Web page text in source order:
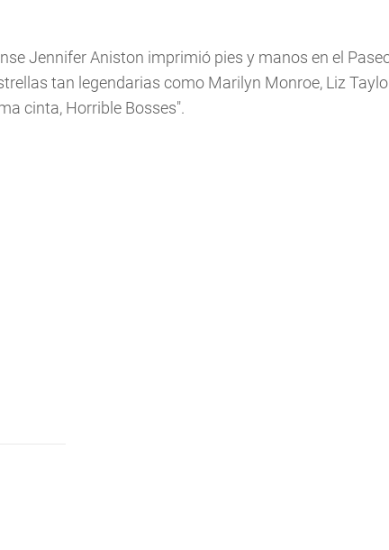
Jennifer Aniston imprimió pies y manos en el
tan legendarias como Marilyn Monroe, Liz
cinta, Horrible Bosses".